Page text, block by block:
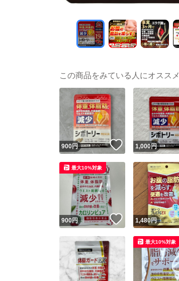
この商品をみている人にオススメ
900円 いいね！
1,000円
900円 いいね！
最大10%対象
1,480円
最大10%対象